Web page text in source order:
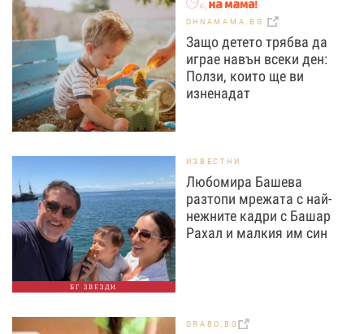
OHNAMAMA.BG
Защо детето трябва да
играе навън всеки ден:
Ползи, които ще ви
изненадат
БГ ЗВЕЗДИ
ИЗВЕСТНИ
Любомира Башева
разтопи мрежата с най-
нежните кадри с Башар
Рахал и малкия им син
GRABO.BG